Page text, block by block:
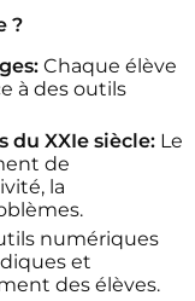
?
Chaque élève
à des outils
du XXIe siècle: Le
de
la
numériques
et
des élèves.